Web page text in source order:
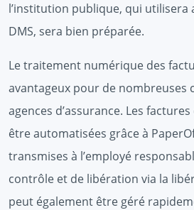
l’institution publique, qui utilisera
DMS, sera bien préparée.
Le traitement numérique des
avantageux pour de nombreuses
agences d’assurance. Les
être automatisées grâce à
transmises à l’employé
contrôle et de libération via la
peut également être géré